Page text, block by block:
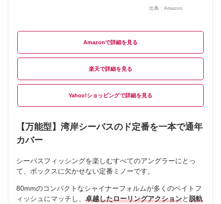
出典： Amazon
Amazon
楽天
Yahoo!ショッピング
【万能型】湾岸シーバスのド定番を一本で通年
カバー
シーバスフィッシングを楽しむすべてのアングラーにとっ
て、ボックスに欠かせない定番ミノーです。
80mmのコンパクトなシャイナーフォルムが多くのベイトフ
ィッシュにマッチし、 卓越したローリングアクションと脱軌